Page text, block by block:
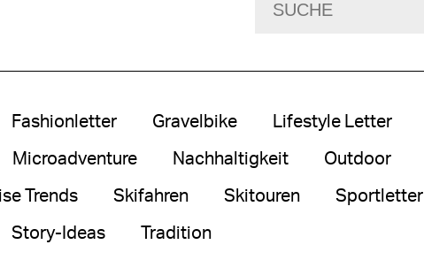
Fashionletter Gravelbike Lifestyle Letter
Microadventure Nachhaltigkeit Outdoor
Trends Skifahren Skitouren Sportletter
Story-Ideas Tradition